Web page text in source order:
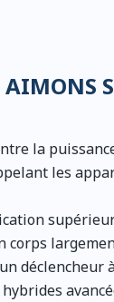
AIMONS
la
les
corps
déclencheur